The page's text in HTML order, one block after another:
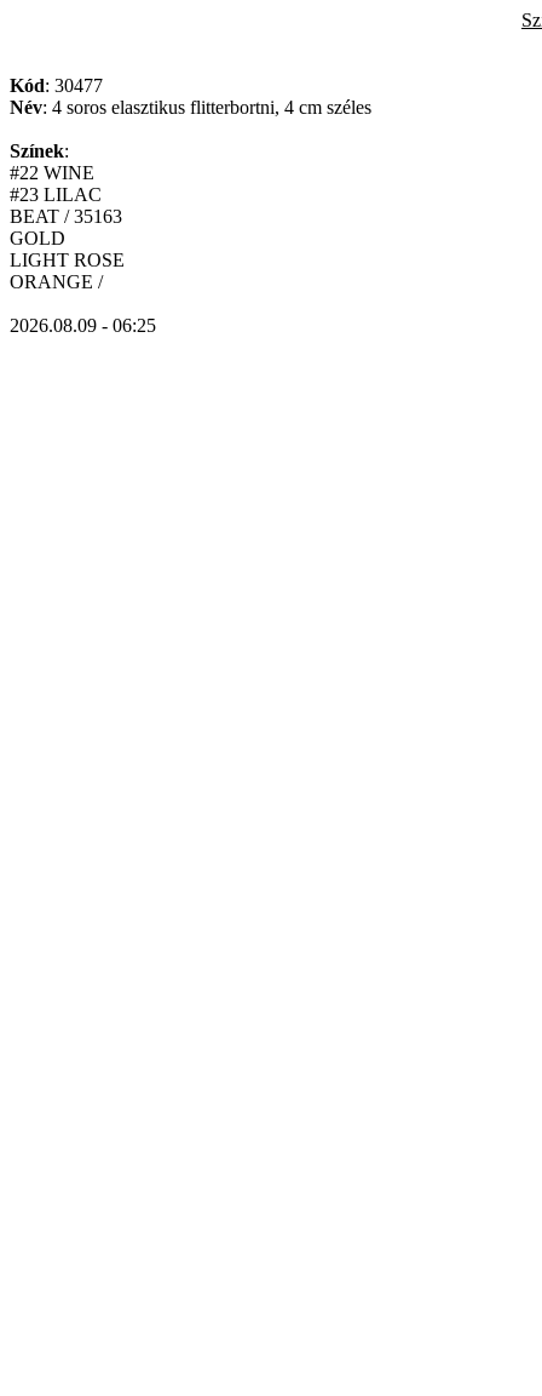
Kód: 30477
Név: 4 soros elasztikus flitterbortni, 4 cm széles
Színek:
#22 WINE
#23 LILAC
BEAT / 35163
GOLD
LIGHT ROSE
ORANGE /
2026.08.09 - 06:25